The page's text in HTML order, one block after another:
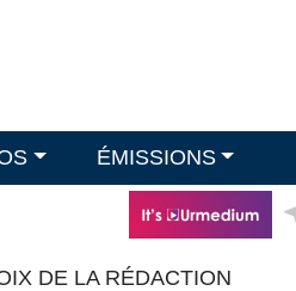
ÉMISSIONS
DE LA RÉDACTION